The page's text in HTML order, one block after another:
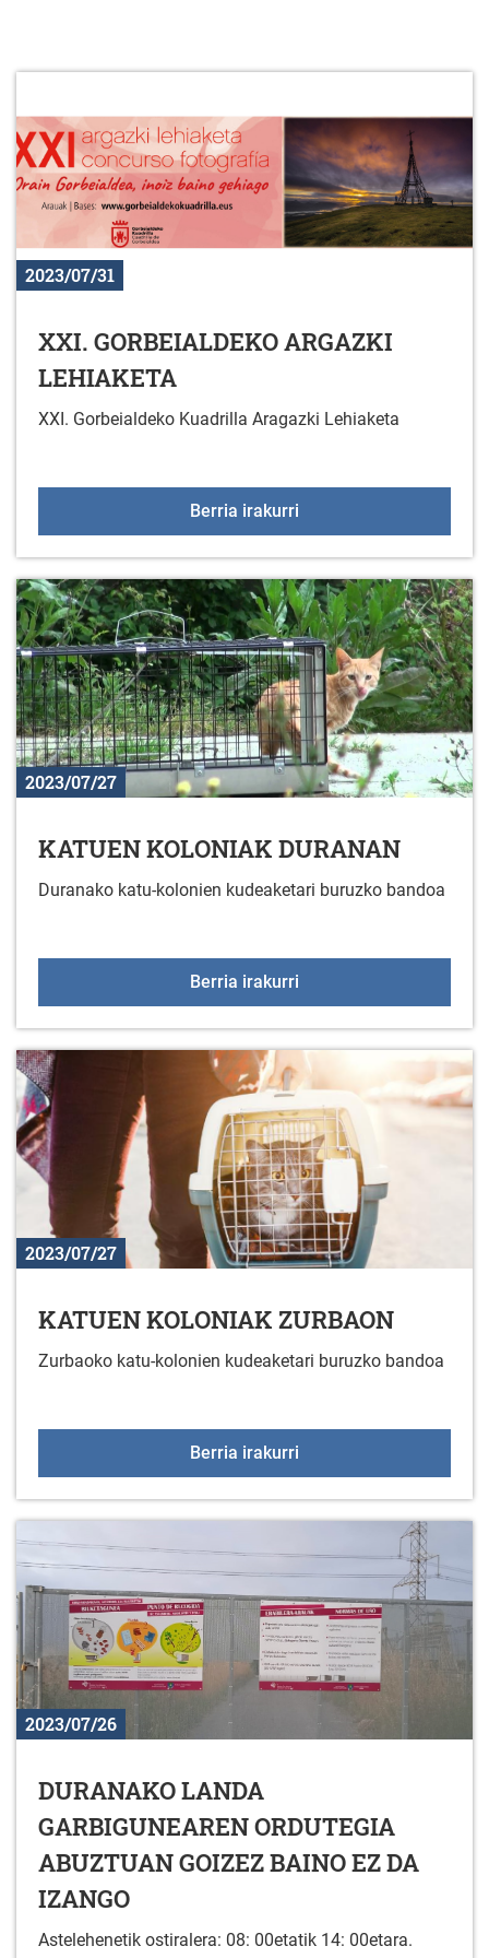
2023/07/31
XXI. GORBEIALDEKO ARGAZKI
LEHIAKETA
XXI. Gorbeialdeko Kuadrilla Aragazki Lehiaketa
Berria irakurri
2023/07/27
KATUEN KOLONIAK DURANAN
Duranako katu-kolonien kudeaketari buruzko bandoa
Berria irakurri
2023/07/27
KATUEN KOLONIAK ZURBAON
Zurbaoko katu-kolonien kudeaketari buruzko bandoa
Berria irakurri
2023/07/26
DURANAKO LANDA
GARBIGUNEAREN ORDUTEGIA
ABUZTUAN GOIZEZ BAINO EZ DA
IZANGO
Astelehenetik ostiralera: 08: 00etatik 14: 00etara.